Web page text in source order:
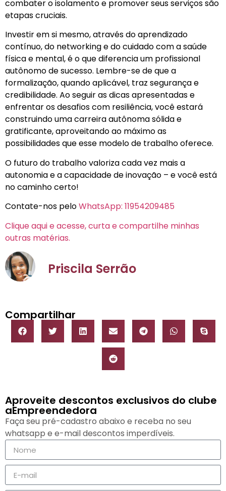
combater o isolamento e promover seus serviços são
etapas cruciais.
Investir em si mesmo, através do aprendizado
contínuo, do networking e do cuidado com a saúde
física e mental, é o que diferencia um profissional
autônomo de sucesso. Lembre-se de que a
formalização, quando aplicável, traz segurança e
credibilidade. Ao seguir as dicas apresentadas e
enfrentar os desafios com resiliência, você estará
construindo uma carreira autônoma sólida e
gratificante, aproveitando ao máximo as
possibilidades que esse modelo de trabalho oferece.
O futuro do trabalho valoriza cada vez mais a
autonomia e a capacidade de inovação – e você está
no caminho certo!
Contate-nos peloWhatsApp: 11954209485
Clique aqui e acesse, curta e compartilhe minhas
outras matérias.
Priscila Serrão
Compartilhar
Aproveite descontos exclusivos do clube
aEmpreendedora
Faça seu pré-cadastro abaixo e receba no seu
whatsapp e e-mail descontos imperdíveis.